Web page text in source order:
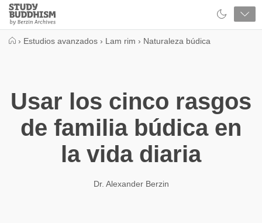
Close
Study
Buddhism
› Estudios avanzados › Lam rim › Naturaleza búdica
Usar los cinco rasgos
de familia búdica en
la vida diaria
Dr. Alexander Berzin